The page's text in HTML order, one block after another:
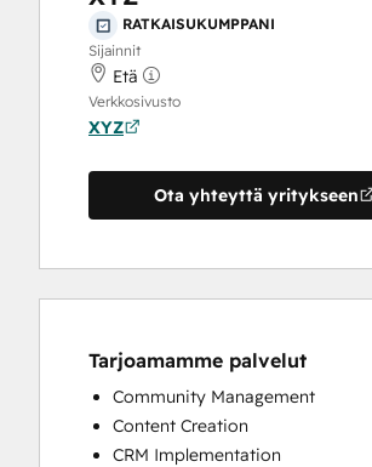
RATKAISUKUMPPANI
Sijainnit
Etä
Verkkosivusto
XYZ
Ota yhteyttä yritykseen
Tarjoamamme palvelut
Community Management
Content Creation
CRM Implementation